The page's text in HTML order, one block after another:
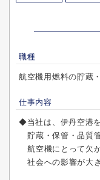
職種
航空機用燃料の貯蔵
仕事内容
◆当社は、伊丹空港
貯蔵・保管・品質
航空機にとって欠
社会への影響が大